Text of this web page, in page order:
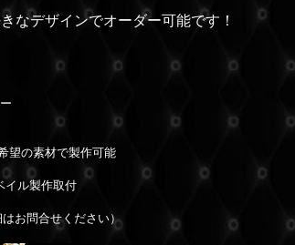
なデザインでオーダー可能です！
望の素材で製作可能
イル製作取付
お問合せください）